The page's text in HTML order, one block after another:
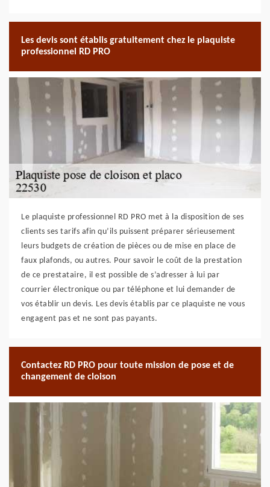
Les devis sont établis gratuitement chez le plaquiste
professionnel RD PRO
Le plaquiste professionnel RD PRO met à la disposition de ses
clients ses tarifs afin qu’ils puissent préparer sérieusement
leurs budgets de création de pièces ou de mise en place de
faux plafonds, ou autres. Pour savoir le coût de la prestation
de ce prestataire, il est possible de s’adresser à lui par
courrier électronique ou par téléphone et lui demander de
vos établir un devis. Les devis établis par ce plaquiste ne vous
engagent pas et ne sont pas payants.
Contactez RD PRO pour toute mission de pose et de
changement de cloison